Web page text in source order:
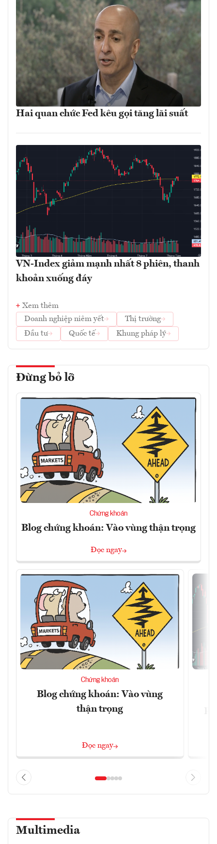
Hai quan chức Fed kêu gọi tăng lãi suất
VN-Index giảm mạnh nhất 8 phiên, thanh
khoản xuống đáy
Xem thêm
Doanh nghiệp niêm yết
Thị trường
Đầu tư
Quốc tế Khung pháp lý
Đừng bỏ lỡ
Chứng khoán
Blog chứng khoán: Vào vùng thận trọng
Đọc ngay
Chứng khoán
Blog chứng khoán: Vào vùng
thận trọng
Đọc ngay
Multimedia